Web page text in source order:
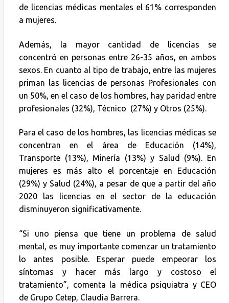
de licencias médicas mentales el 61% corresponden
a mujeres.
Además, la mayor cantidad de licencias se
concentró en personas entre 26-35 años, en ambos
sexos. En cuanto al tipo de trabajo, entre las mujeres
priman las licencias de personas Profesionales con
un 50%, en el caso de los hombres, hay paridad entre
profesionales (32%), Técnico (27%) y Otros (25%).
Para el caso de los hombres, las licencias médicas se
concentran en el área de Educación (14%),
Transporte (13%), Minería (13%) y Salud (9%). En
mujeres es más alto el porcentaje en Educación
(29%) y Salud (24%), a pesar de que a partir del año
2020 las licencias en el sector de la educación
disminuyeron significativamente.
“Si uno piensa que tiene un problema de salud
mental, es muy importante comenzar un tratamiento
lo antes posible. Esperar puede empeorar los
síntomas y hacer más largo y costoso el
tratamiento”, comenta la médica psiquiatra y CEO
de Grupo Cetep, Claudia Barrera.